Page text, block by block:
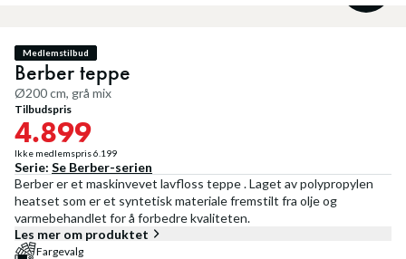
Medlemstilbud
Berber teppe
Ø200 cm, grå mix
Tilbudspris
4.899
Ikke medlemspris6.199
Serie: Se Berber-serien
Berber er et maskinvevet lavfloss teppe . Laget av polypropylen
heatset som er et syntetisk materiale fremstilt fra olje og
varmebehandlet for å forbedre kvaliteten.
Les mer om produktet
Fargevalg